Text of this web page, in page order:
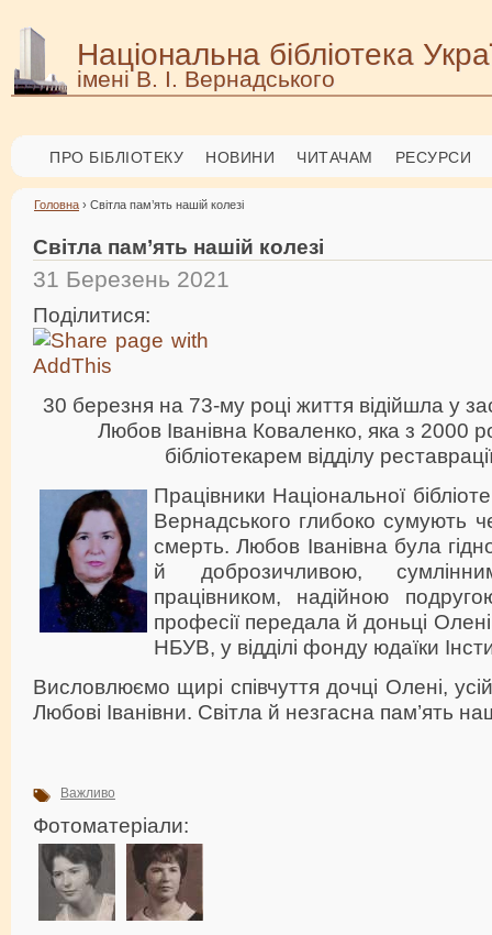
Національна бібліотека
імені В. І. Вернадського
ПРО БІБЛІОТЕКУ НОВИНИ ЧИТАЧАМ РЕСУРСИ
Головна › Світла пам’ять нашій колезі
Світла пам’ять нашій колезі
31 Березень 2021
Поділитися:
30 березня на 73-му році життя відійшла у
Любов Іванівна Коваленко, яка з 2000
бібліотекарем відділу
Працівники Національної
Вернадського глибоко сумують
смерть. Любов Іванівна була
й доброзичливою,
працівником, надійною
професії передала й доньці
НБУВ, у відділі фонду юдаїки
Висловлюємо щирі співчуття дочці Олені,
Любові Іванівни. Світла й незгасна пам’ять
Важливо
Фотоматеріали: